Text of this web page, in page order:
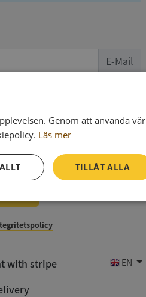
E-Mail
with stripe
EN
Genom att använda vår
Läs mer
TILLÅT ALLA
Funktioner Oklassificerade